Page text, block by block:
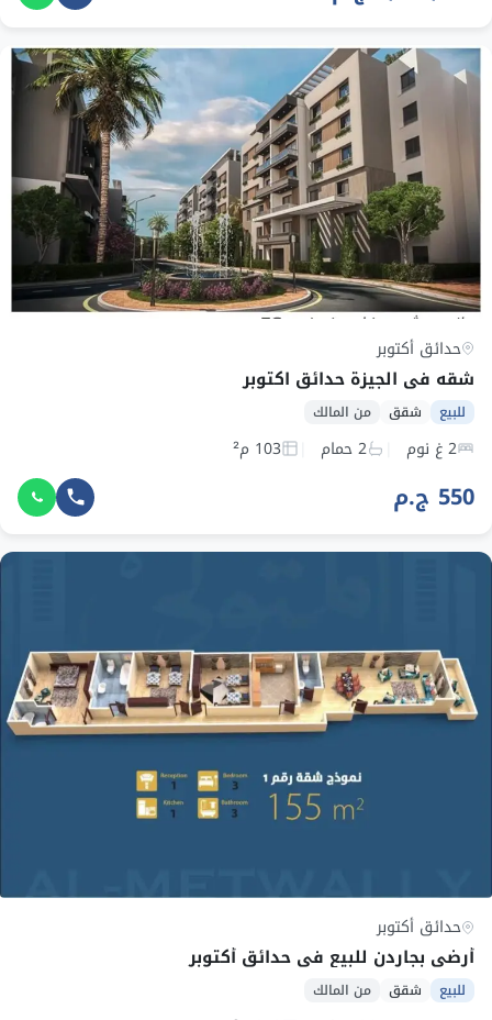
حدائق أكتوبر
شقه فى الجيزة حدائق اكتوبر
للبيع شقق من المالك
2 غ نوم 2 حمام 103 م²
550 ج.م
حدائق أكتوبر
أرضي بجاردن للبيع في حدائق أكتوبر
للبيع شقق من المالك